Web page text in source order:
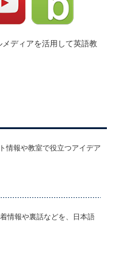
ディアを活用して英語教
情報や教室で役立つアイデア
情報や裏話などを、日本語